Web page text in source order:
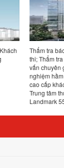
Thẩm tra
thi; Thẩm
vấn chuyên
nghiệm
cao cấp
Trung tâm
Landmark